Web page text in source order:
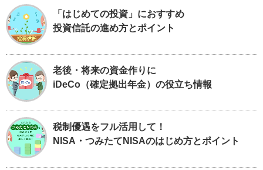
「はじめての投資」におすすめ
投資信託の進め方とポイント
老後・将来の資金作りに
iDeCo（確定拠出年金）の役立ち情報
税制優遇をフル活用して！
NISA・つみたてNISAのはじめ方とポイント